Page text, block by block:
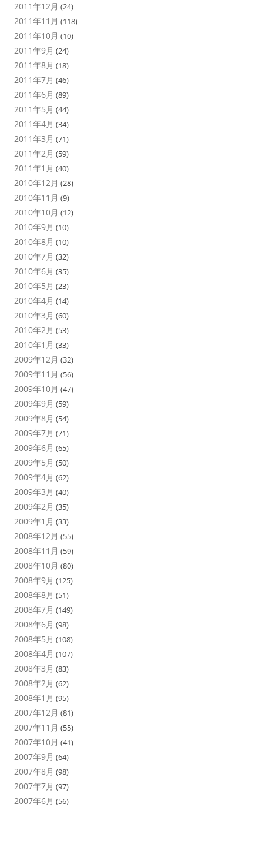
2011年12月 (24)
2011年11月 (118)
2011年10月 (10)
2011年9月 (24)
2011年8月 (18)
2011年7月 (46)
2011年6月 (89)
2011年5月 (44)
2011年4月 (34)
2011年3月 (71)
2011年2月 (59)
2011年1月 (40)
2010年12月 (28)
2010年11月 (9)
2010年10月 (12)
2010年9月 (10)
2010年8月 (10)
2010年7月 (32)
2010年6月 (35)
2010年5月 (23)
2010年4月 (14)
2010年3月 (60)
2010年2月 (53)
2010年1月 (33)
2009年12月 (32)
2009年11月 (56)
2009年10月 (47)
2009年9月 (59)
2009年8月 (54)
2009年7月 (71)
2009年6月 (65)
2009年5月 (50)
2009年4月 (62)
2009年3月 (40)
2009年2月 (35)
2009年1月 (33)
2008年12月 (55)
2008年11月 (59)
2008年10月 (80)
2008年9月 (125)
2008年8月 (51)
2008年7月 (149)
2008年6月 (98)
2008年5月 (108)
2008年4月 (107)
2008年3月 (83)
2008年2月 (62)
2008年1月 (95)
2007年12月 (81)
2007年11月 (55)
2007年10月 (41)
2007年9月 (64)
2007年8月 (98)
2007年7月 (97)
2007年6月 (56)